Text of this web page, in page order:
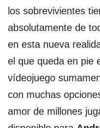
los sobrevivientes
absolutamente de
en esta nueva
el que queda en pie
vídeojuego
con muchas
amor de millones